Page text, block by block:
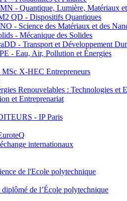
- Quantique, Lumière, Matériaux et
QD - Dispositifs Quantiques
- Science des Matériaux et des
- Mécanique des Solides
- Transport et Développement
- Eau, Air, Pollution et Énergies
MSc X-HEC Entrepreneurs
Renouvelables : Technologies et
et Entreprenariat
- IP Paris
internationaux
de l'Ecole polytechnique
de l’École polytechnique